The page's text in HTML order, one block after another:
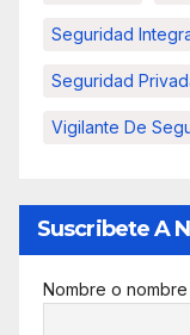
Seguridad
Seguridad
Vigilante De
Suscribete A
Nombre o